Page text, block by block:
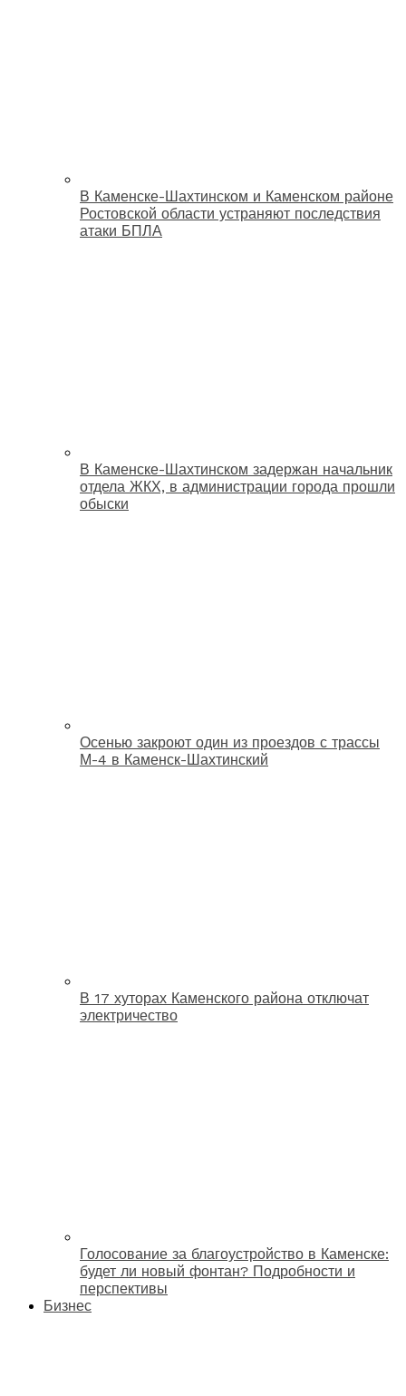
В Каменске-Шахтинском и Каменском районе
Ростовской области устраняют последствия
атаки БПЛА
В Каменске-Шахтинском задержан начальник
отдела ЖКХ, в администрации города прошли
обыски
Осенью закроют один из проездов с трассы
М-4 в Каменск-Шахтинский
В 17 хуторах Каменского района отключат
электричество
Голосование за благоустройство в Каменске:
будет ли новый фонтан? Подробности и
перспективы
Бизнес